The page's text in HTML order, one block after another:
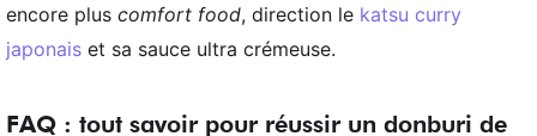
encore plus comfort food, direction le katsu curry
japonais et sa sauce ultra crémeuse.
FAQ : tout savoir pour réussir un donburi de